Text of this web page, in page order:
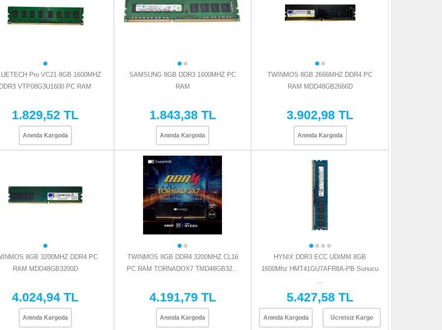
Pro VC21 8GB 1600MHZ
DDR3 VTP08G3U1600 PC RAM
1.829,52 TL
Anında Kargoda
SAMSUNG 8GB DDR3 1600MHZ PC
RAM
1.843,38 TL
Anında Kargoda
TWINMOS 8GB 2666MHZ DDR4 PC
RAM MDD48GB2666D
3.902,98 TL
Anında Kargoda
8GB 3200MHZ DDR4 PC
RAM MDD48GB3200D
4.024,94 TL
Anında Kargoda
TWINMOS 8GB DDR4 3200MHZ CL16
PC RAM TORNADOX7 TMD48GB32...
4.191,79 TL
Anında Kargoda
HYNIX DDR3 ECC UDIMM 8GB
1600Mhz HMT41GU7AFR8A-PB Sunucu
...
5.427,58 TL
Anında Kargoda Ücretsiz Kargo